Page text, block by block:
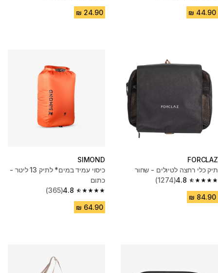
FORCLAZ
תיק כלי רחצה לטיולים - שחור
4.8
4.8 out of 5 stars from 1274 reviews
(1274)
SIMOND
כיסוי עמיד במים* לתיק 13 ליטר -
כתום
4.8
4.8 out of 5 stars from 365 reviews
(365)